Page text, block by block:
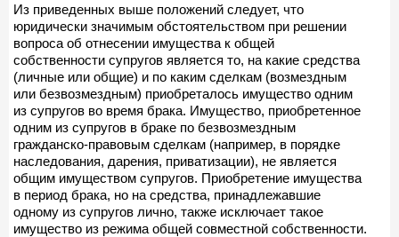
Из приведенных выше положений следует, что
юридически значимым обстоятельством при решении
вопроса об отнесении имущества к общей
собственности супругов является то, на какие средства
(личные или общие) и по каким сделкам (возмездным
или безвозмездным) приобреталось имущество одним
из супругов во время брака. Имущество, приобретенное
одним из супругов в браке по безвозмездным
гражданско-правовым сделкам (например, в порядке
наследования, дарения, приватизации), не является
общим имуществом супругов. Приобретение имущества
в период брака, но на средства, принадлежавшие
одному из супругов лично, также исключает такое
имущество из режима общей совместной собственности.